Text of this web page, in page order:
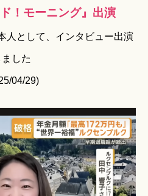
！モーニング』出演
人として、インタビュー出演
ました
04/29)